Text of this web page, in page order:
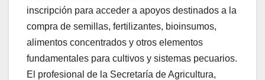
inscripción para acceder a apoyos destinados a la
compra de semillas, fertilizantes, bioinsumos,
alimentos concentrados y otros elementos
fundamentales para cultivos y sistemas pecuarios.
El profesional de la Secretaría de Agricultura,